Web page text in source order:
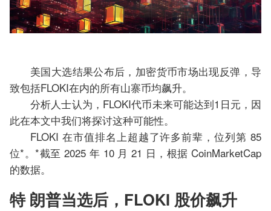
美国大选结果公布后，加密货币市场出现反弹，导
致包括FLOKI在内的所有山寨币均飙升。
分析人士认为，FLOKI代币未来可能达到1日元，因
此在本文中我们将探讨这种可能性。
FLOKI 在市值排名上超越了许多前辈，位列第 85
位*。*截至 2025 年 10 月 21 日，根据 CoinMarketCap
的数据。
特 朗普当选后，FLOKI 股价飙升